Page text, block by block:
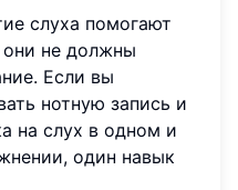
слуха помогают
они не должны
Если вы
нотную запись и
на слух в одном и
один навык